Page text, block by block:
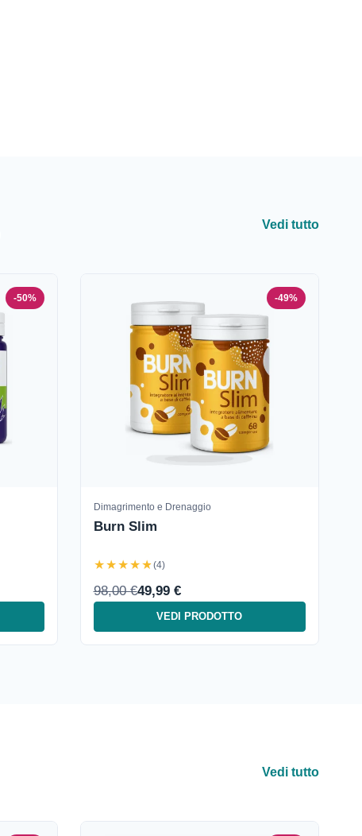
Vedi tutto
-50% -49%
Dimagrimento e Drenaggio
Burn Slim
★★★★★ (4)
98,00 €49,99 €
VEDI PRODOTTO
Vedi tutto